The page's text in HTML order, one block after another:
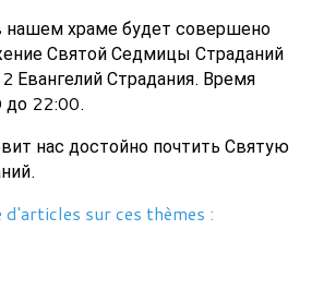
нашем храме будет совершено
Святой Седмицы Страданий
Евангелий Страдания. Время
до 22:00.
нас достойно почтить Святую
d'articles sur ces thèmes :